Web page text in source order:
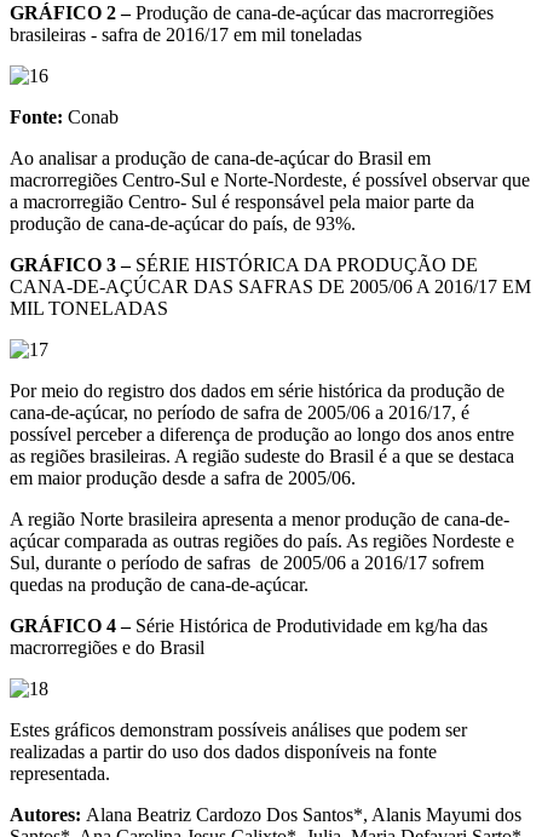
GRÁFICO 2 –Produção de cana-de-açúcar das macrorregiões
brasileiras - safra de 2016/17 em mil toneladas
Fonte: Conab
Ao analisar a produção de cana-de-açúcar do Brasil em
macrorregiões Centro-Sul e Norte-Nordeste, é possível observar que
a macrorregião Centro- Sul é responsável pela maior parte da
produção de cana-de-açúcar do país, de 93%.
GRÁFICO 3 – SÉRIE HISTÓRICA DA PRODUÇÃO DE
CANA-DE-AÇÚCAR DAS SAFRAS DE 2005/06 A 2016/17 EM
MIL TONELADAS
Por meio do registro dos dados em série histórica da produção de
cana-de-açúcar, no período de safra de 2005/06 a 2016/17, é
possível perceber a diferença de produção ao longo dos anos entre
as regiões brasileiras. A região sudeste do Brasil é a que se destaca
em maior produção desde a safra de 2005/06.
A região Norte brasileira apresenta a menor produção de cana-de-
açúcar comparada as outras regiões do país. As regiões Nordeste e
Sul, durante o período de safras de 2005/06 a 2016/17 sofrem
quedas na produção de cana-de-açúcar.
GRÁFICO 4 – Série Histórica de Produtividade em kg/ha das
macrorregiões e do Brasil
Estes gráficos demonstram possíveis análises que podem ser
realizadas a partir do uso dos dados disponíveis na fonte
representada.
Autores: Alana Beatriz Cardozo Dos Santos*, Alanis Mayumi dos